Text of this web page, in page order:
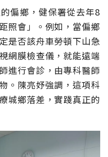
偏鄉，健保署從去年8
照會」。例如，當偏鄉
是否該舟車勞頓下山急
網膜檢查儀，就能遠端
進行會診，由專科醫師
。陳亮妤強調，這項科
城鄉落差，實踐真正的